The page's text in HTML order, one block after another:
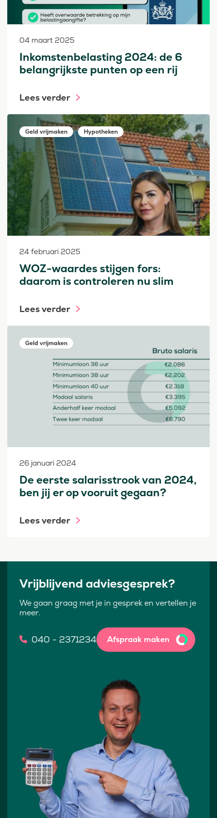
04 maart 2025
Inkomstenbelasting 2024: de 6
belangrijkste punten op een rij
Lees verder
Geld vrijmaken Hypotheken
24 februari 2025
WOZ-waardes stijgen fors:
daarom is controleren nu slim
Lees verder
Geld vrijmaken
26 januari 2024
De eerste salarisstrook van 2024,
ben jij er op vooruit gegaan?
Lees verder
Vrijblijvend adviesgesprek?
We gaan graag met je in gesprek en vertellen je
meer.
040 - 2371234 Afspraak maken